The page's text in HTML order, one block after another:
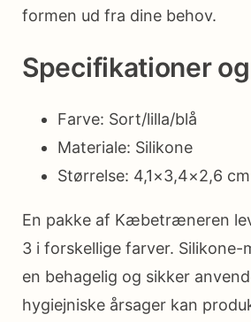
formen ud fra dine behov.
Specifikationer
Farve: Sort/lilla/blå
Materiale: Silikone
Størrelse: 4,1×3,4×2,6 cm
En pakke af Kæbetræneren
3 i forskellige farver. Silikone-
en behagelig og sikker
hygiejniske årsager kan